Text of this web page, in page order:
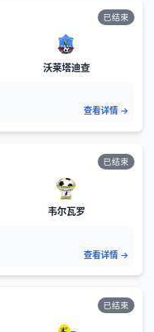
已结束
沃莱塔迪查
查看详情→
已结束
韦尔瓦罗
查看详情→
已结束